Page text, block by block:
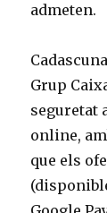
admeten.
Grup
seguretat
online,
que els